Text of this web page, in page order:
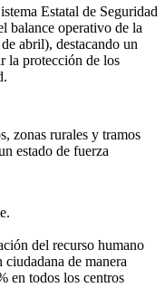
Estatal de Seguridad
balance operativo de la
abril), destacando un
la protección de los
zonas rurales y tramos
estado de fuerza
del recurso humano
de manera
en todos los centros